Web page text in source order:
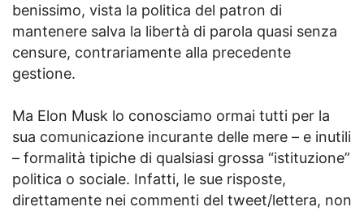
benissimo, vista la politica del patron di
mantenere salva la libertà di parola quasi senza
censure, contrariamente alla precedente
gestione.
Ma Elon Musk lo conosciamo ormai tutti per la
sua comunicazione incurante delle mere – e inutili
– formalità tipiche di qualsiasi grossa “istituzione”
politica o sociale. Infatti, le sue risposte,
direttamente nei commenti del tweet/lettera, non